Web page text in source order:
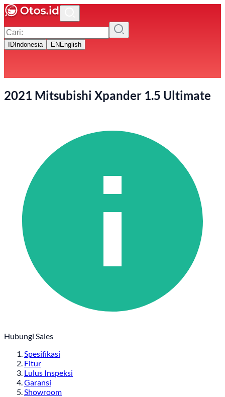
ID Indonesia EN English
2021 Mitsubishi Xpander 1.5 Ultimate
Hubungi Sales
Spesifikasi
Fitur
Lulus Inspeksi
Garansi
Showroom